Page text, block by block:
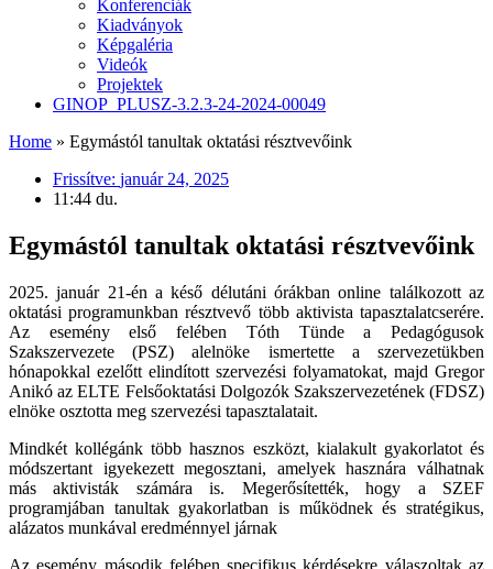
Konferenciák
Kiadványok
Képgaléria
Videók
Projektek
GINOP_PLUSZ-3.2.3-24-2024-00049
Home » Egymástól tanultak oktatási résztvevőink
Frissítve: január 24, 2025
11:44 du.
Egymástól tanultak oktatási résztvevőink
2025. január 21-én a késő délutáni órákban online találkozott az
oktatási programunkban résztvevő több aktivista tapasztalatcserére.
Az esemény első felében Tóth Tünde a Pedagógusok
Szakszervezete (PSZ) alelnöke ismertette a szervezetükben
hónapokkal ezelőtt elindított szervezési folyamatokat, majd Gregor
Anikó az ELTE Felsőoktatási Dolgozók Szakszervezetének (FDSZ)
elnöke osztotta meg szervezési tapasztalatait.
Mindkét kollégánk több hasznos eszközt, kialakult gyakorlatot és
módszertant igyekezett megosztani, amelyek hasznára válhatnak
más aktivisták számára is. Megerősítették, hogy a SZEF
programjában tanultak gyakorlatban is működnek és stratégikus,
alázatos munkával eredménnyel járnak